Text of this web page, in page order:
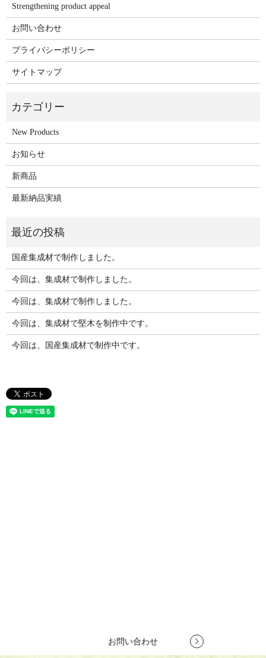
Strengthening product appeal
お問い合わせ
プライバシーポリシー
サイトマップ
New Products
お知らせ
新商品
最新納品実績
国産集成材で制作しました。
今回は、集成材で制作しました。
今回は、集成材で制作しました。
今回は、集成材で堅木を制作中です。
今回は、国産集成材で制作中です。
お問い合わせ